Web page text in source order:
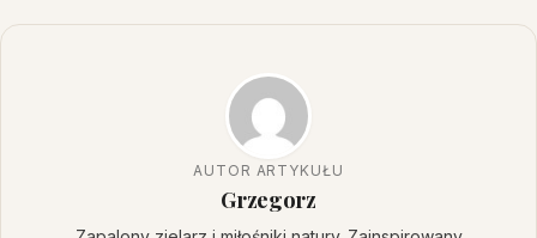
AUTOR ARTYKUŁU
Grzegorz